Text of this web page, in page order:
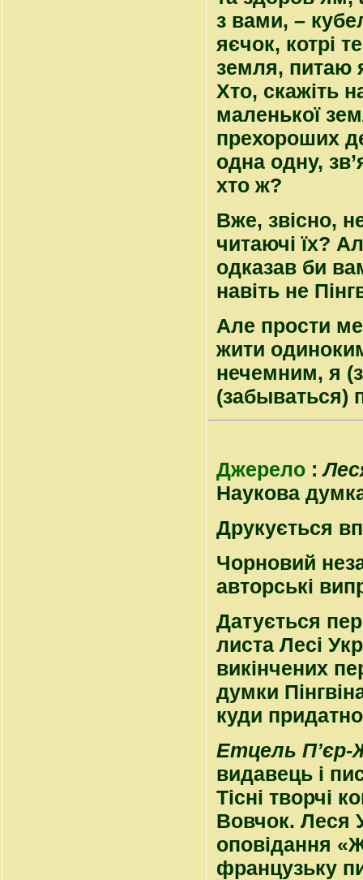
з вами, –
яєчок, котрі
земля, питаю
Хто, скажіть
маленької
прехороших
одна одну,
хто ж?
Вже, звісно,
читаючі їх?
одказав би
навіть не
Але прости
жити
нечемним, я
(забываться)
Джерело :
Наукова
Друкується
Чорновий
авторські
Датується
листа Лесі
викінчених
думки
куди
Етцель
видавець і
Тісні творчі
Вовчок. Леся
оповідання
французьку